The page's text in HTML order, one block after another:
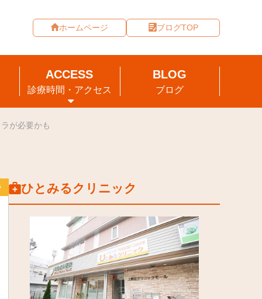
ホームページ ブログTOP
診療時間・アクセス ブログ
が必要かも
ひとみるクリニック